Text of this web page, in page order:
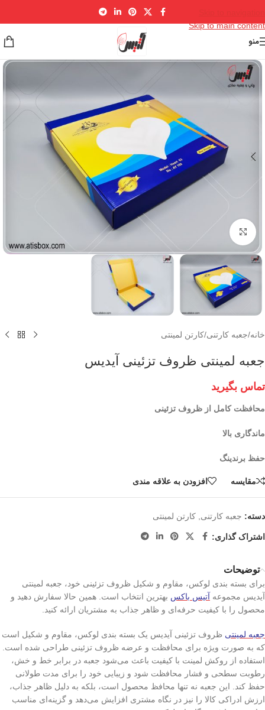
Skip to main content
منو
برای بزرگنمایی کلیک کنید
خانه/جعبه کارتنی/کارتن لمینتی
جعبه لمینتی ظروف تزئینی آیدیس
تماس بگیرید
محافظت کامل از ظروف تزئینی
ماندگاری بالا
حفظ برندینگ
مقايسه افزودن به علاقه مندی
دسته: جعبه کارتنی, کارتن لمینتی
اشتراک گذاری:
توضیحات
برای بسته‌ بندی لوکس، مقاوم و شکیل ظروف تزئینی خود، جعبه لمینتی
آیدیس مجموعه آتیس باکس بهترین انتخاب است. همین حالا سفارش دهید و
محصول را با کیفیت حرفه‌ای و ظاهر جذاب به مشتریان ارائه کنید.
جعبه لمینتی ظروف تزئینی آیدیس یک بسته‌ بندی لوکس، مقاوم و شکیل است
که به‌ صورت ویژه برای محافظت و عرضه ظروف تزئینی طراحی شده است.
استفاده از روکش لمینت با کیفیت باعث می‌شود جعبه در برابر خط و خش،
رطوبت سطحی و فشار محافظت شود و زیبایی خود را برای مدت طولانی
حفظ کند. این جعبه نه تنها محافظ محصول است، بلکه به دلیل ظاهر جذاب،
ارزش ادراکی کالا را نیز در نگاه مشتری افزایش می‌دهد و گزینه‌ای مناسب